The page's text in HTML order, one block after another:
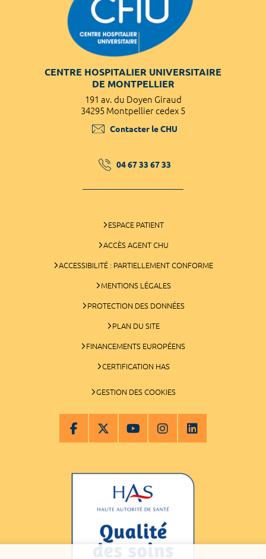
CENTRE HOSPITALIER UNIVERSITAIRE
DE MONTPELLIER
191 av. du Doyen Giraud
34295 Montpellier cedex 5
Contacter le CHU
04 67 33 67 33
ESPACE PATIENT
ACCÈS AGENT CHU
ACCESSIBILITÉ : PARTIELLEMENT CONFORME
MENTIONS LÉGALES
PROTECTION DES DONNÉES
PLAN DU SITE
FINANCEMENTS EUROPÉENS
CERTIFICATION HAS
GESTION DES COOKIES